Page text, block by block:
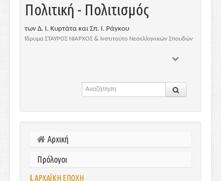
Πολιτική - Πολιτισμός
των Δ. Ι. Κυρτάτα και Σπ. Ι. Ράγκου
Ίδρυμα ΣΤΑΥΡΟΣ ΝΙΑΡΧΟΣ & Ινστιτούτο Νεοελληνικών Σπουδών
Αρχική
Πρόλογοι
Ι.ΑΡΧΑΪΚΗ ΕΠΟΧΗ